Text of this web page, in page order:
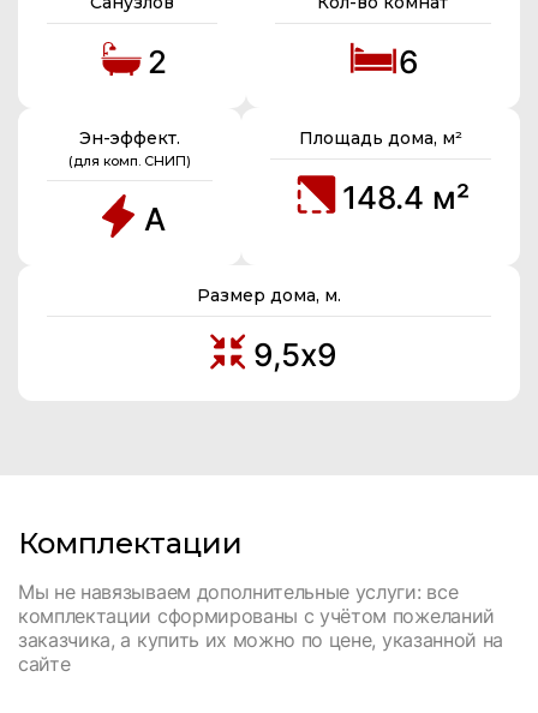
2 6
Эн-эффект.
(для комп. СНИП)
А
Площадь дома, м²
148.4 м²
Размер дома, м.
9,5х9
Комплектации
Мы не навязываем дополнительные услуги: все
комплектации сформированы с учётом пожеланий
заказчика, а купить их можно по цене, указанной на
сайте